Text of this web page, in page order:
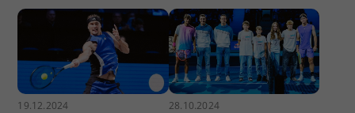
19.12.2024 28.10.2024